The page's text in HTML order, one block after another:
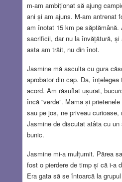
m-am ambiționat să ajung
ani și am ajuns. M-am antrenat
am înotat 15 km pe
sacrificii, dar nu la învățătură, și
asta am trăit, nu din înot.
Jasmine mă asculta cu gura
aprobator din cap. Da,
acord. Am răsuflat ușurat,
încă “verde”. Mama și
sau pe jos, ne priveau
Jasmine de discutat atâta cu un
bunic.
Jasmine mi-a mulțumit. Părea
fost o pierdere de timp și că i-a
Era gata să se întoarcă la